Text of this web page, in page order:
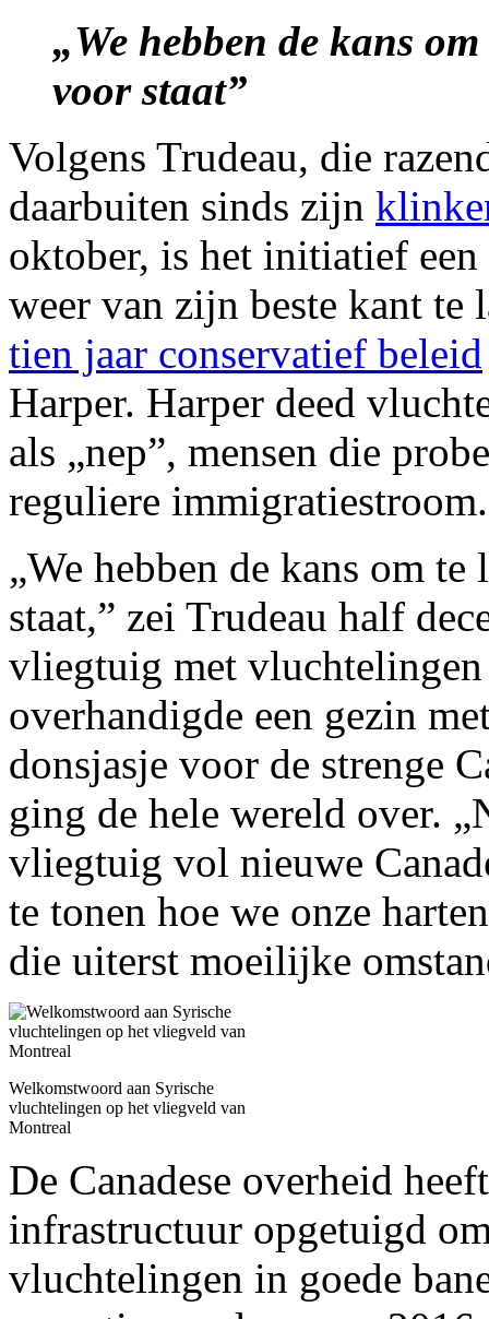
„We hebben de kans
voor staat”
Volgens Trudeau, die
daarbuiten sinds zijn
oktober, is het initiatief
weer van zijn beste kant te
tien jaar conservatief beleid
Harper. Harper deed
als „nep”, mensen die
reguliere immigratiestroom.
„We hebben de kans om
staat,” zei Trudeau half
vliegtuig met
overhandigde een gezin
donsjasje voor de strenge
ging de hele wereld over.
vliegtuig vol nieuwe
te tonen hoe we onze
die uiterst moeilijke
Welkomstwoord aan Syrische
vluchtelingen op het vliegveld van
Montreal
De Canadese overheid
infrastructuur opgetuigd
vluchtelingen in goede